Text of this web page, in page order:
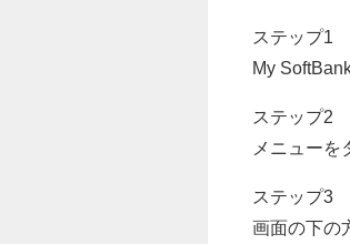
ステップ1
My
ステップ2
メニューを
ステップ3
画面の下の